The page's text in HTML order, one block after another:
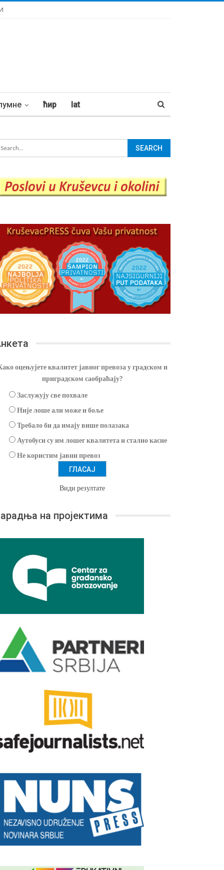
ћир lat
оцењујете квалитет јавног превоза у градском и
приградском саобраћају?
Заслужују све похвале
Није лоше али може и боље
Требало би да имају више полазака
Аутобуси су им лошег квалитета и стално касне
Не користим јавни превоз
Види резултате
на пројектима